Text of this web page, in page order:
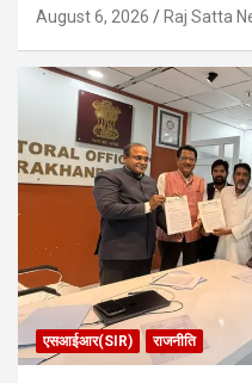
August 6, 2026 Raj Satta
एसआईआर(SIR) राजनीति